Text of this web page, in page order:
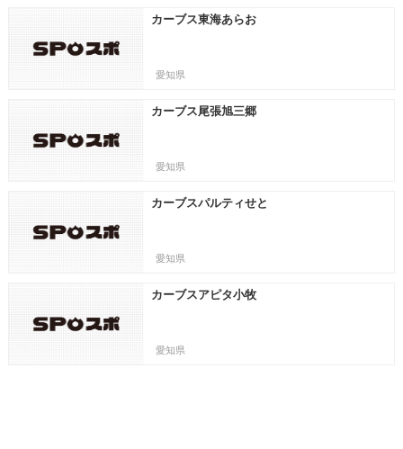
カーブス東海あらお
愛知県
カーブス尾張旭三郷
愛知県
カーブスパルティせと
愛知県
カーブスアピタ小牧
愛知県